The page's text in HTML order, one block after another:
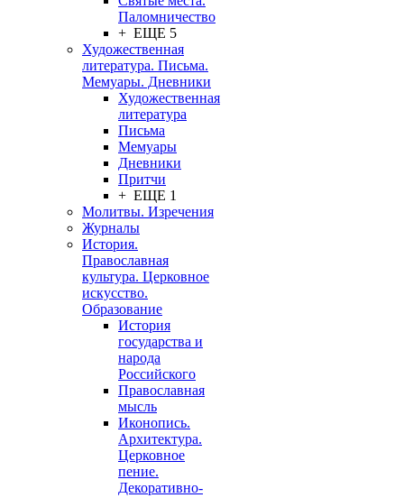
Паломничество
+ ЕЩЕ 5
Художественная
литература. Письма.
Мемуары. Дневники
Художественная
литература
Письма
Мемуары
Дневники
Притчи
+ ЕЩЕ 1
Молитвы. Изречения
Журналы
История.
Православная
культура. Церковное
искусство.
Образование
История
государства и
народа
Российского
Православная
мысль
Иконопись.
Архитектура.
Церковное
пение.
Декоративно-